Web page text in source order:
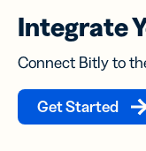
Integrate
Connect Bitly to
Get Started